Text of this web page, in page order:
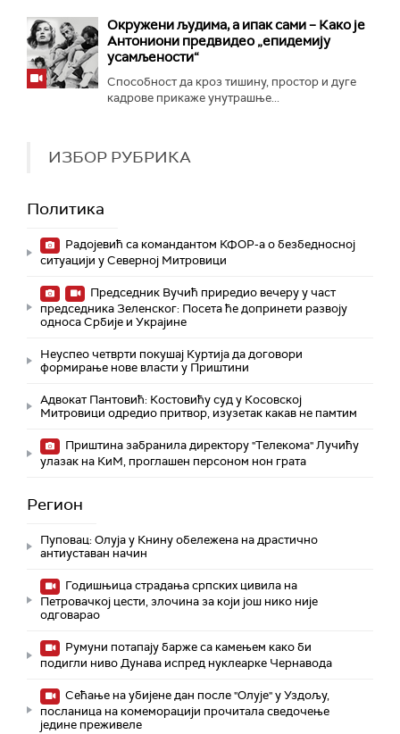
Окружени људима, а ипак сами – Како је
Антониони предвидео „епидемију
усамљености“
Способност да кроз тишину, простор и дуге
кадрове прикаже унутрашње...
ИЗБОР РУБРИКА
Политика
Радојевић са командантом КФОР-а о безбедносној
ситуацији у Северној Митровици
Председник Вучић приредио вечеру у част
председника Зеленског: Посета ће допринети развоју
односа Србије и Украјине
Неуспео четврти покушај Куртија да договори
формирање нове власти у Приштини
Адвокат Пантовић: Костовићу суд у Косовској
Митровици одредио притвор, изузетак какав не памтим
Приштина забранила директору "Телекома" Лучићу
улазак на КиМ, проглашен персоном нон грата
Регион
Пуповац: Олуја у Книну обележена на драстично
антиуставан начин
Годишњица страдања српских цивила на
Петровачкој цести, злочина за који још нико није
одговарао
Румуни потапају барже са камењем како би
подигли ниво Дунава испред нуклеарке Чернавода
Сећање на убијене дан после "Олује" у Уздољу,
посланица на комеморацији прочитала сведочење
једине преживеле